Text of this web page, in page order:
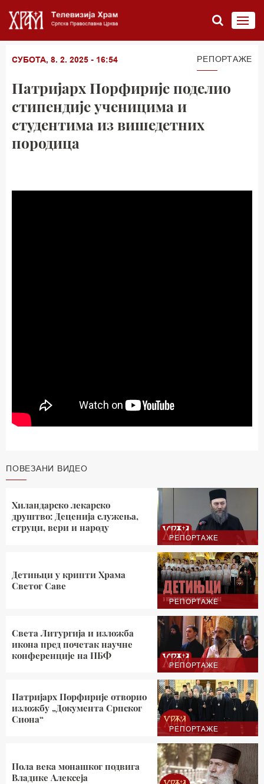
СУБОТА, 8. 2. 2025 - 16:54 РЕПОРТАЖЕ
Патријарх Порфирије поделио
стипендије ученицима и
студентима из вишедетних
породица
ПОВЕЗАНИ ВИДЕО
РЕПОРТАЖЕ
Хиландарско лекарско
друштво: Деценија служења,
струци, вери и народу
РЕПОРТАЖЕ
Детињци у крипти Храма
Светог Саве
РЕПОРТАЖЕ
Света Литургија и изложба
икона пред почетак научне
конференције на ПБФ
РЕПОРТАЖЕ
Патријарх Порфирије отворио
изложбу „Документа Српског
Сиона“
Пола века монашког подвига
Владике Алексеја